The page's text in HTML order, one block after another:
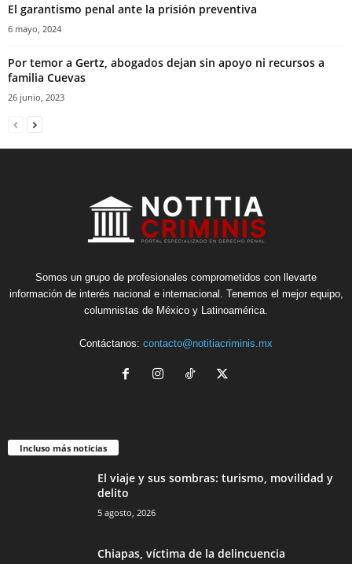
El garantismo penal ante la prisión preventiva
6 mayo, 2024
Por temor a Gertz, abogados dejan sin apoyo ni recursos a
familia Cuevas
26 junio, 2023
Somos un grupo de profesionales comprometidos con llevarte
información de interés nacional e internacional. Tenemos el mejor equipo,
columnistas de México y Latinoamérica.
Contáctanos: contacto@notitiacriminis.mx
Incluso más noticias
El viaje y sus sombras: turismo, movilidad y
delito
5 agosto, 2026
Chiapas, víctima de la delincuencia